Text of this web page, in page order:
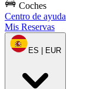
Coches
Centro de ayuda
Mis Reservas
ES | EUR